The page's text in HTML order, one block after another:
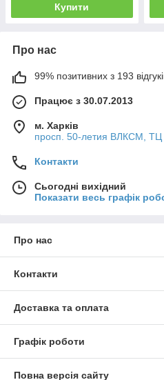
Купити
Про нас
99% позитивних з 193
Працює з 30.07.2013
м. Харків
просп. 50-летия ВЛКСМ, ТЦ
Контакти
Сьогодні вихідний
Показати весь графік
Про нас
Контакти
Доставка та оплата
Графік роботи
Повна версія сайту